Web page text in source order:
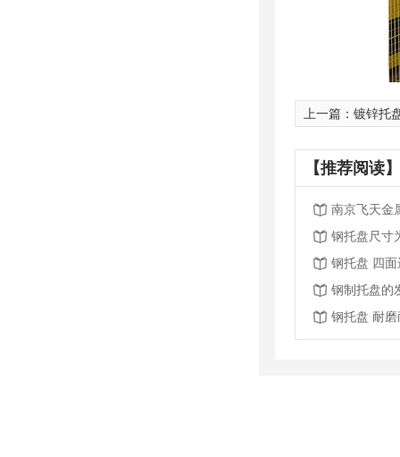
上一篇： 镀锌托
【推荐阅读
南京飞天金
钢托盘尺寸
钢托盘 四
钢制托盘的
钢托盘 耐